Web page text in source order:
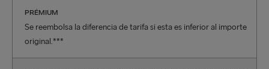
PRÉMIUM
Se reembolsa la diferencia de tarifa si esta es inferior al importe
original.***